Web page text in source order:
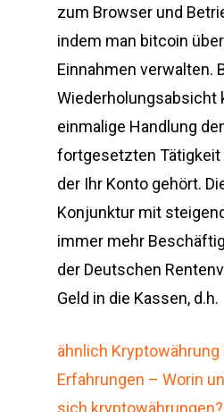
zum Browser und
indem man bitcoin
Einnahmen verwalten.
Wiederholungsabsicht
einmalige Handlung
fortgesetzten Tätigkeit
der Ihr Konto gehört.
Konjunktur mit
immer mehr
der Deutschen
Geld in die Kassen, d.h.
ähnlich Kryptowährung
Erfahrungen – Worin
sich kryptowährungen?